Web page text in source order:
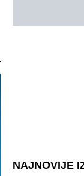
NAJNOVIJE